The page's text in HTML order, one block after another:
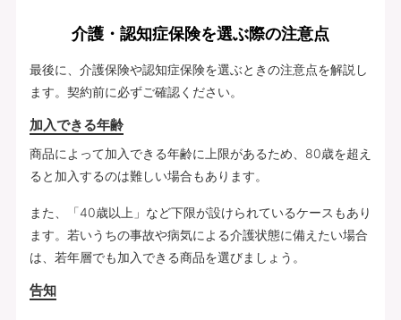
介護・認知症保険を選ぶ際の注意点
最後に、介護保険や認知症保険を選ぶときの注意点を解説し
ます。契約前に必ずご確認ください。
加入できる年齢
商品によって加入できる年齢に上限があるため、80歳を超え
ると加入するのは難しい場合もあります。
また、「40歳以上」など下限が設けられているケースもあり
ます。若いうちの事故や病気による介護状態に備えたい場合
は、若年層でも加入できる商品を選びましょう。
告知